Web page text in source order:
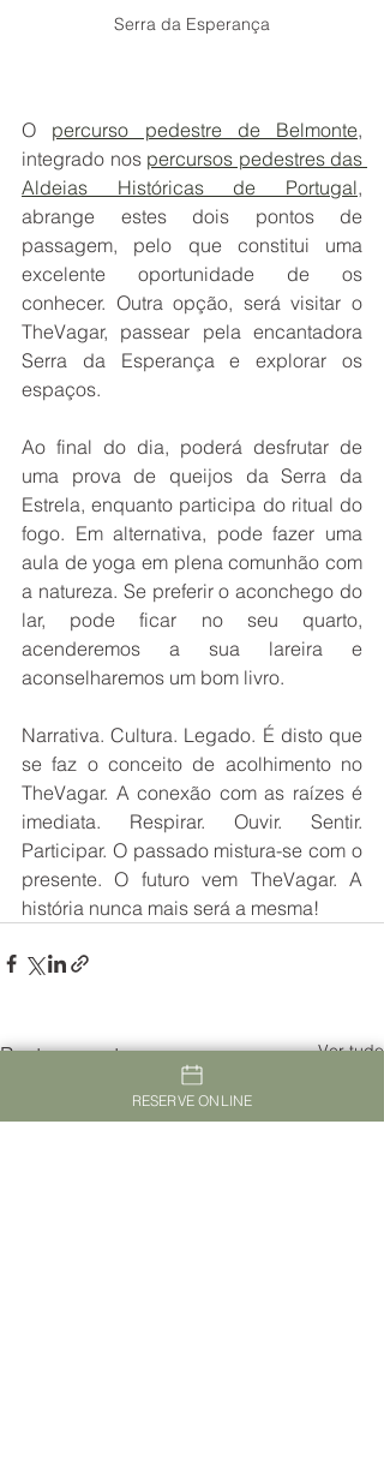
Serra da Esperança
O percurso pedestre de Belmonte,
integrado nos percursos pedestres das
Aldeias Históricas de Portugal,
abrange estes dois pontos de
passagem, pelo que constitui uma
excelente oportunidade de os
conhecer. Outra opção, será visitar o
TheVagar, passear pela encantadora
Serra da Esperança e explorar os
espaços.
Ao final do dia, poderá desfrutar de
uma prova de queijos da Serra da
Estrela, enquanto participa do ritual do
fogo. Em alternativa, pode fazer uma
aula de yoga em plena comunhão com
a natureza. Se preferir o aconchego do
lar, pode ficar no seu quarto,
acenderemos a sua lareira e
aconselharemos um bom livro.
Narrativa. Cultura. Legado. É disto que
se faz o conceito de acolhimento no
TheVagar. A conexão com as raízes é
imediata. Respirar. Ouvir. Sentir.
Participar. O passado mistura-se com o
presente. O futuro vem TheVagar. A
história nunca mais será a mesma!
Posts recentes Ver tudo
RESERVE ONLINE